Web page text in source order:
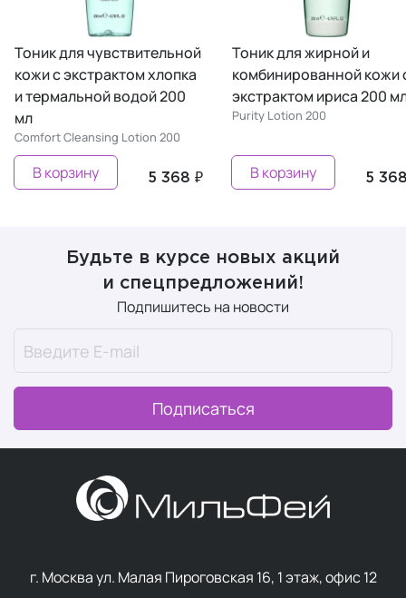
Тоник для чувствительной
кожи с экстрактом хлопка
и термальной водой 200
мл
Comfort Cleansing Lotion 200
5 368 ₽
В корзину
Тоник для жирной и
комбинированной кожи
экстрактом ириса 200
Purity Lotion 200
5
В корзину
Будьте в курсе новых акций
и спецпредложений!
Подпишитесь на новости
Подписаться
г. Москва ул. Малая Пироговская 16, 1 этаж, офис 12